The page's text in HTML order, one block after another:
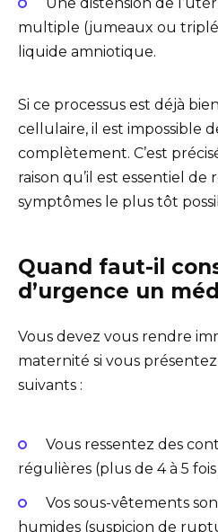
multiple (jumeaux ou
liquide amniotique.
Si ce processus est déjà
cellulaire, il est impossible
complètement. C’est
raison qu’il est essentiel
symptômes le plus tôt
Quand faut-il
d’urgence un
Vous devez vous rendre
maternité si vous
suivants :
Vous ressentez des
régulières (plus de 4 à 5
Vos sous-vêtements
humides (suspicion de